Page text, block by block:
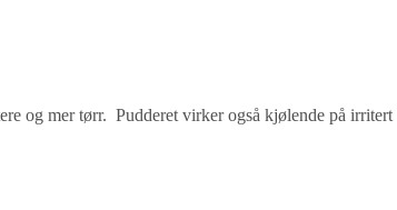
og mer tørr. Pudderet virker også kjølende på irritert